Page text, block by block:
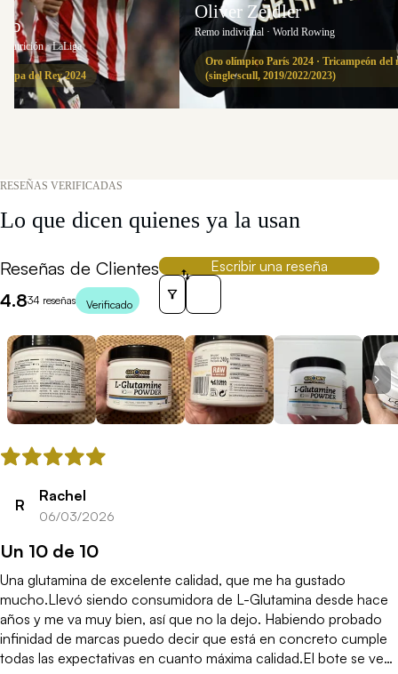
nutrición · LaLiga
del Rey 2024
Oliver Zeidler
Remo individual · World Rowing
Oro olímpico París 2024 · Tricampeón del
(single scull, 2019/2022/2023)
RESEÑAS VERIFICADAS
Lo que dicen quienes ya la usan
Reseñas de Clientes
4.834 reseñas Verificado
Escribir una reseña
Sort reviews by
Thumbnail Navigation
R
Rachel
06/03/2026
Un 10 de 10
Una glutamina de excelente calidad, que me ha gustado
mucho.Llevó siendo consumidora de L-Glutamina desde hace
años y me va muy bien, así que no la dejo. Habiendo probado
infinidad de marcas puedo decir que está en concreto cumple
todas las expectativas en cuanto máxima calidad.El bote se ve